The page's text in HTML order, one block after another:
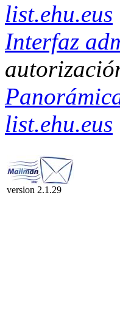
list.ehu.eus
Interfaz
list.ehu.eus
version 2.1.29